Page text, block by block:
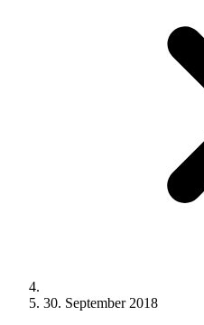
30. September 2018